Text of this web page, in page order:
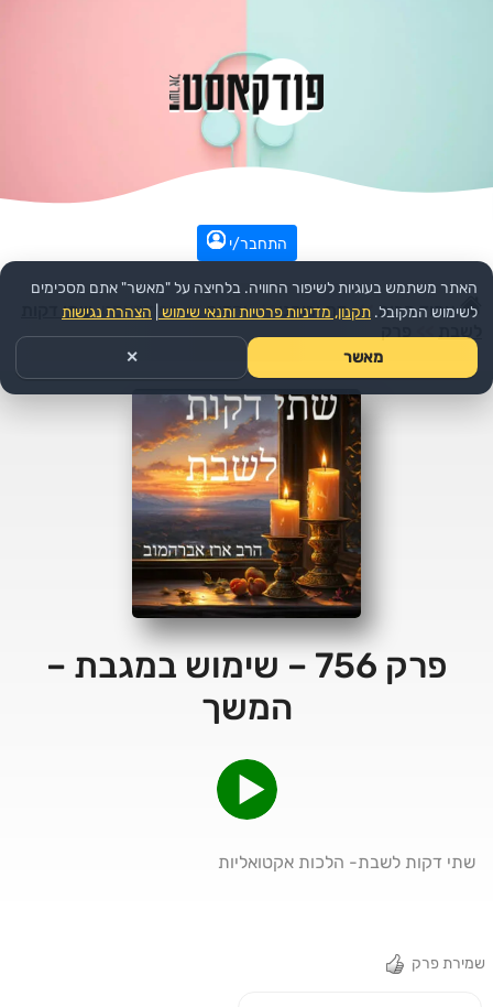
התחבר/י
עמוד הבית >> דת ורוחני >> יהדות >>הפודקאסט: שתי דקות
פרק 756 – שימוש במגבת –
המשך
שתי דקות לשבת- הלכות אקטואליות
שמירת פרק
האתר משתמש בעוגיות לשיפור החוויה. בלחיצה על "מאשר" אתם מסכימים
לשימוש המקובל. תקנון, מדיניות פרטיות ותנאי שימוש הצהרת נגישות
מאשר ✕